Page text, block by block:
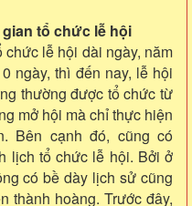
tổ chức lễ hội
lễ hội dài ngày, năm
ngày, thì đến nay, lễ hội
thường được tổ chức từ
mở hội mà chỉ thực hiện
Bên cạnh đó, cũng có
lịch tổ chức lễ hội. Bởi ở
có bề dày lịch sử cũng
thành hoàng. Trước đây,